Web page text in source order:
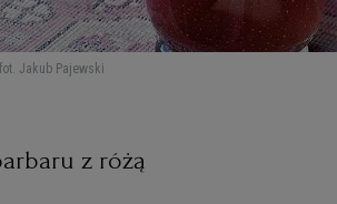
fot. Jakub Pajewski
z różą